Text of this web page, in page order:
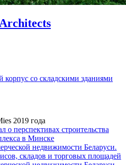
со складскими зданиями
2019 года
о перспективах строительства
в Минске
недвижимости Беларуси.
складов и торговых площадей